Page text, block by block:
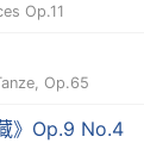
Op.11
Op.65
》Op.9 No.4